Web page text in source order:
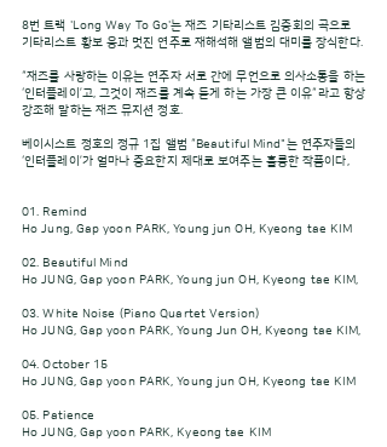
8번 트랙 'Long Way To Go'는 재즈 기타리스트 김중회의 곡으로
기타리스트 황보 웅과 멋진 연주로 재해석해 앨범의 대미를 장식한다.
“재즈를 사랑하는 이유는 연주자 서로 간에 무언으로 의사소통을 하는
‘인터플레이’고, 그것이 재즈를 계속 듣게 하는 가장 큰 이유“라고 항상
강조해 말하는 재즈 뮤지션 정호.
베이시스트 정호의 정규 1집 앨범 “Beautiful Mind"는 연주자들의
‘인터플레이’가 얼마나 중요한지 제대로 보여주는 훌륭한 작품이다,
01. Remind
Ho Jung, Gap yoon PARK, Young jun OH, Kyeong tae KIM
02. Beautiful Mind
Ho JUNG, Gap yoon PARK, Young jun OH, Kyeong tae KIM,
03. White Noise (Piano Quartet Version)
Ho JUNG, Gap yoon PARK, Young Jun OH, Kyeong tae KIM,
04. October 15
Ho JUNG, Gap yoon PARK, Young jun OH, Kyeong tae KIM
05. Patience
Ho JUNG, Gap yoon PARK, Kyeong tae KIM